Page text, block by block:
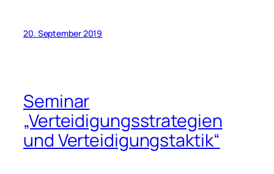
20. September 2019
Seminar
„Verteidigungsstrategien
und Verteidigungstaktik“